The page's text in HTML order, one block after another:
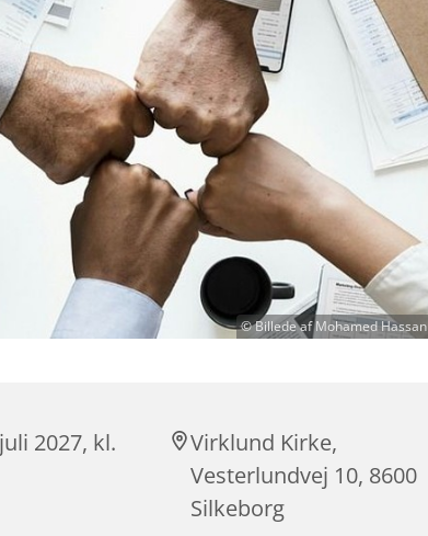
© Billede af Mohamed
2027, kl.
Virklund Kirke,
Vesterlundvej 10, 8600
Silkeborg